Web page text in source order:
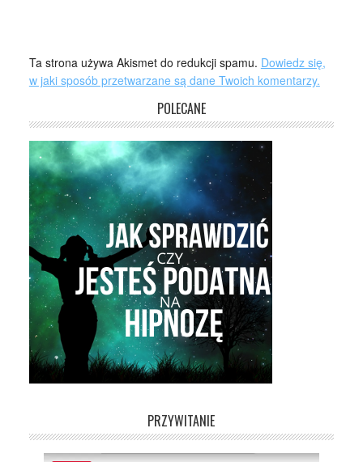
Ta strona używa Akismet do redukcji spamu. Dowiedz się,
w jaki sposób przetwarzane są dane Twoich komentarzy.
POLECANE
PRZYWITANIE